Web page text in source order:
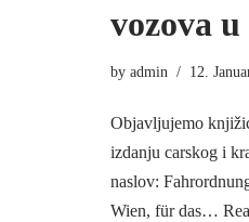
vozova
by admin 12.
Objavljujemo
izdanju carskog i
naslov:
Wien, für das…